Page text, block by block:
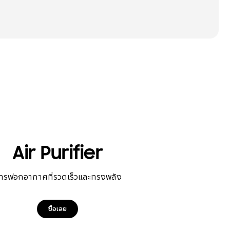
Air Purifier
รฟอกอากาศที่รวดเร็วและทรงพลัง
ซื้อเลย